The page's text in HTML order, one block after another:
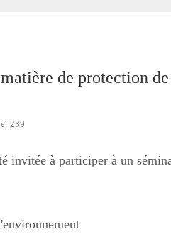
de protection
239
invitée à participer à un